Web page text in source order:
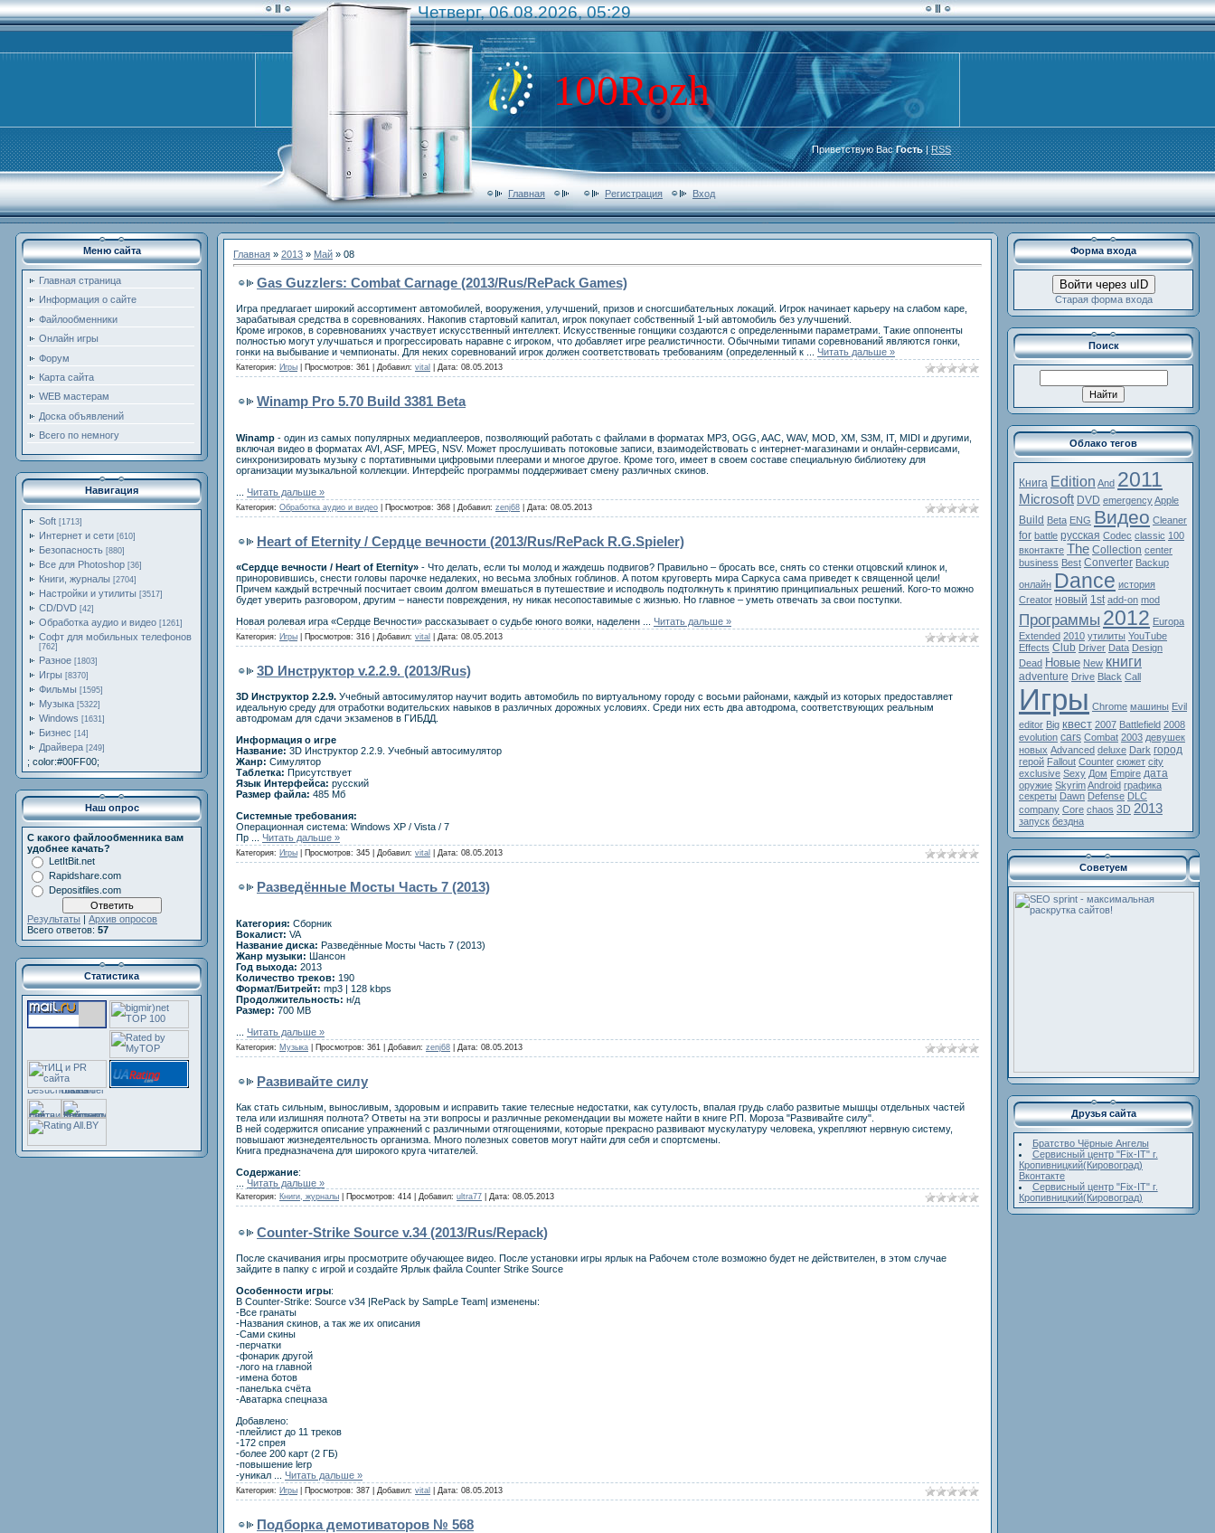
Четверг, 06.08.2026, 05:29
100Rozh
Приветствую Вас Гость|RSS
Главная Регистрация Вход
Меню сайта
Главная страница
Информация о сайте
Файлообменники
Онлайн игры
Форум
Карта сайта
WEB мастерам
Доска объявлений
Всего по немногу
Навигация
Soft [1713]
Интернет и сети [610]
Безопасность [880]
Все для Photoshop [36]
Книги, журналы [2704]
Настройки и утилиты [3517]
CD/DVD [42]
Обработка аудио и видео [1261]
Софт для мобильных телефонов
[762]
Разное [1803]
Игры [8370]
Фильмы [1595]
Музыка [5322]
Windows [1631]
Бизнес [14]
Драйвера [249]
; color:#00FF00;
Наш опрос
С какого файлообменника вам
удобнее качать?
LetItBit.net
Rapidshare.com
Depositfiles.com
Результаты | Архив опросов
Всего ответов: 57
Статистика
Главная » 2013 » Май » 08
Gas Guzzlers: Combat Carnage (2013/Rus/RePack Games)
Игра предлагает широкий ассортимент автомобилей, вооружения, улучшений, призов и сногсшибательных локаций. Игрок начинает карьеру на слабом каре,
зарабатывая средства в соревнованиях. Накопив стартовый капитал, игрок покупает собственный 1-ый автомобиль без улучшений.
Кроме игроков, в соревнованиях участвует искусственный интеллект. Искусственные гонщики создаются с определенными параметрами. Такие оппоненты
полностью могут улучшаться и прогрессировать наравне с игроком, что добавляет игре реалистичности. Обычными типами соревнований являются гонки,
гонки на выбывание и чемпионаты. Для неких соревнований игрок должен соответствовать требованиям (определенный к
Читать дальше »
Категория: Игры | Просмотров: 361 | Добавил: vital | Дата: 08.05.2013
Winamp Pro 5.70 Build 3381 Beta
Winamp - один из самых популярных медиаплееров, позволяющий работать с файлами в форматах MP3, OGG, AAC, WAV, MOD, XM, S3M, IT, MIDI и другими,
включая видео в форматах AVI, ASF, MPEG, NSV. Может прослушивать потоковые записи, взаимодействовать с интернет-магазинами и онлайн-сервисами,
синхронизировать музыку с портативными цифровыми плеерами и многое другое. Кроме того, имеет в своем составе специальную библиотеку для
организации музыкальной коллекции. Интерфейс программы поддерживает смену различных скинов.
Читать дальше »
Категория: Обработка аудио и видео | Просмотров: 368 | Добавил: zenj68 | Дата: 08.05.2013
Heart of Eternity / Сердце вечности (2013/Rus/RePack R.G.Spieler)
«Сердце вечности / Heart of Eternity» - Что делать, если ты молод и жаждешь подвигов? Правильно – бросать все, снять со стенки отцовский клинок и,
приноровившись, снести головы парочке недалеких, но весьма злобных гоблинов. А потом круговерть мира Саркуса сама приведет к священной цели!
Причем каждый встречный посчитает своим долгом вмешаться в путешествие и исподволь подтолкнуть к принятию принципиальных решений. Кого-то можно
будет уверить разговором, другим – нанести повреждения, ну никак несопоставимые с жизнью. Но главное – уметь отвечать за свои поступки.
Новая ролевая игра «Сердце Вечности» рассказывает о судьбе юного вояки, наделенн
Читать дальше »
Категория: Игры | Просмотров: 316 | Добавил: vital | Дата: 08.05.2013
3D Инструктор v.2.2.9. (2013/Rus)
3D Инструктор 2.2.9. Учебный автосимулятор научит водить автомобиль по виртуальному городу с восьми районами, каждый из которых предоставляет
идеальную среду для отработки водительских навыков в различных дорожных условиях. Среди них есть два автодрома, соответствующих реальным
автодромам для сдачи экзаменов в ГИБДД.
Информация о игре
Название: 3D Инструктор 2.2.9. Учебный автосимулятор
Жанр: Симулятор
Таблетка: Присутствует
Язык Интерфейса: русский
Размер файла: 485 Мб
Системные требования:
Операционная система: Windows XP / Vista / 7
Пр
Читать дальше »
Категория: Игры | Просмотров: 345 | Добавил: vital | Дата: 08.05.2013
Разведённые Мосты Часть 7 (2013)
Категория: Сборник
Вокалист: VA
Название диска: Разведённые Мосты Часть 7 (2013)
Жанр музыки: Шансон
Год выхода: 2013
Количество треков: 190
Формат/Битрейт: mp3 | 128 kbps
Продолжительность: н/д
Размер: 700 MB
Читать дальше »
Категория: Музыка | Просмотров: 361 | Добавил: zenj68 | Дата: 08.05.2013
Развивайте силу
Как стать сильным, выносливым, здоровым и исправить такие телесные недостатки, как сутулость, впалая грудь слабо развитые мышцы отдельных частей
тела или излишняя полнота? Ответы на эти вопросы и различные рекомендации вы можете найти в книге Р.П. Мороза "Развивайте силу".
В ней содержится описание упражнений с различными отягощениями, которые прекрасно развивают мускулатуру человека, укрепляют нервную систему,
повышают жизнедеятельность организма. Много полезных советов могут найти для себя и спортсмены.
Книга предназначена для широкого круга читателей.
Содержание:
Читать дальше »
Категория: Книги, журналы | Просмотров: 414 | Добавил: ultra77 | Дата: 08.05.2013
Counter-Strike Source v.34 (2013/Rus/Repack)
После скачивания игры просмотрите обучающее видео. После установки игры ярлык на Рабочем столе возможно будет не действителен, в этом случае
зайдите в папку с игрой и создайте Ярлык файла Counter Strike Source
Особенности игры:
В Counter-Strike: Source v34 |RePack by SampLe Team| изменены:
-Все гранаты
-Названия скинов, а так же их описания
-Сами скины
-перчатки
-фонарик другой
-лого на главной
-имена ботов
-панелька счёта
-Аватарка спецназа
Добавлено:
-плейлист до 11 треков
-172 спрея
-более 200 карт (2 ГБ)
-повышение lerp
-уникал
Читать дальше »
Категория: Игры | Просмотров: 387 | Добавил: vital | Дата: 08.05.2013
Подборка демотиваторов № 568
Форма входа
Войти через uID
Старая форма входа
Поиск
Облако тегов
Книга Edition And 2011
Microsoft DVD emergencyApple
Build Beta ENG Видео Cleaner
for battle русская Codec classic 100
вконтакте The Collection center
business Best Converter Backup
онлайн Dance история
Creator новый 1st add-on mod
Программы 2012 Europa
Extended 2010 утилиты YouTube
Effects Club Driver Data Design
Dead Новые New книги
adventure Drive Black Call
Игры Chrome машины Evil
editor Big квест 2007 Battlefield 2008
evolution cars Combat 2003 девушек
новых Advanced deluxe Dark город
герой Fallout Counter сюжет city
exclusive Sexy Дом Empire дата
оружие SkyrimAndroid графика
секреты Dawn Defense DLC
company Core chaos 3D 2013
запуск бездна
Советуем
Друзья сайта
Братство Чёрные Ангелы
Сервисный центр "Fix-IT" г.
Кропивницкий(Кировоград)
Вконтакте
Сервисный центр "Fix-IT" г.
Кропивницкий(Кировоград)